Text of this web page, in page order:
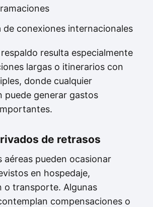
de conexiones internacionales
resulta especialmente
largas o itinerarios con
donde cualquier
puede generar gastos
de retrasos
aéreas pueden ocasionar
en hospedaje,
o transporte. Algunas
compensaciones o